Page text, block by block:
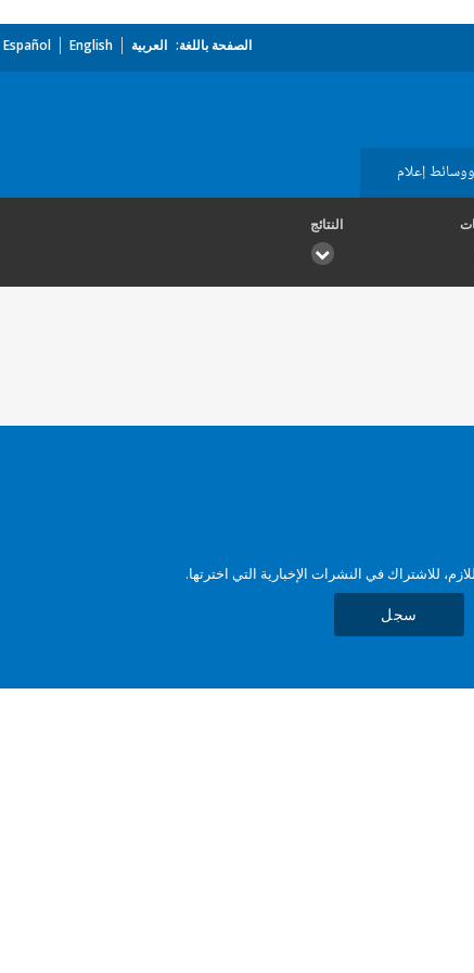
الصفحة باللغة: العربية English
Español
إعلام
النتائج
للاشتراك في النشرات الإخبارية التي اخترتها.
سجل